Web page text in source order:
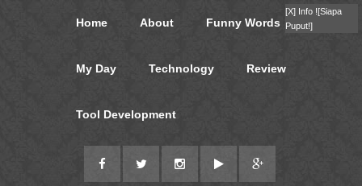
Home About Funny Words
My Day Technology Review
Tool Development
[X] Info ![Siapa
Puput!]